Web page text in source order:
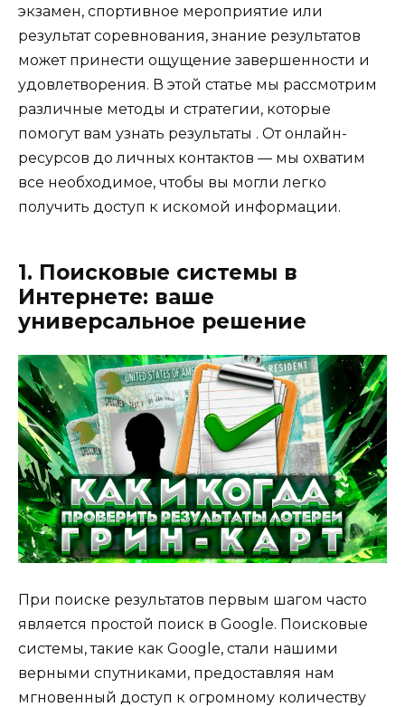
экзамен, спортивное мероприятие или
результат соревнования, знание результатов
может принести ощущение завершенности и
удовлетворения. В этой статье мы рассмотрим
различные методы и стратегии, которые
помогут вам узнать результаты . От онлайн-
ресурсов до личных контактов — мы охватим
все необходимое, чтобы вы могли легко
получить доступ к искомой информации.
1. Поисковые системы в
Интернете: ваше
универсальное решение
При поиске результатов первым шагом часто
является простой поиск в Google. Поисковые
системы, такие как Google, стали нашими
верными спутниками, предоставляя нам
мгновенный доступ к огромному количеству